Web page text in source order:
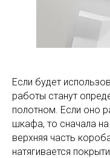
Если будет
работы станут
полотном. Если оно
шкафа, то сначала
верхняя часть
натягивается